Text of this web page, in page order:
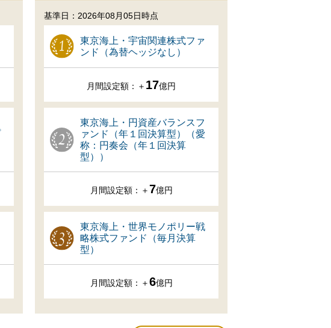
基準日：2026年08月05日時点
東京海上・宇宙関連株式ファ
ンド（為替ヘッジなし）
月間設定額：＋ 17億円
東京海上・円資産バランスフ
ァンド（年１回決算型）（愛
称：円奏会（年１回決算
型））
月間設定額：＋7億円
東京海上・世界モノポリー戦
略株式ファンド（毎月決算
型）
月間設定額：＋6億円